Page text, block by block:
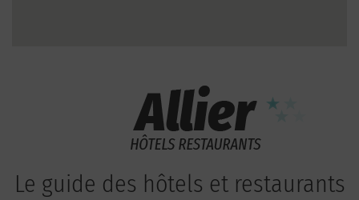
Le guide des hôtels et restaurants